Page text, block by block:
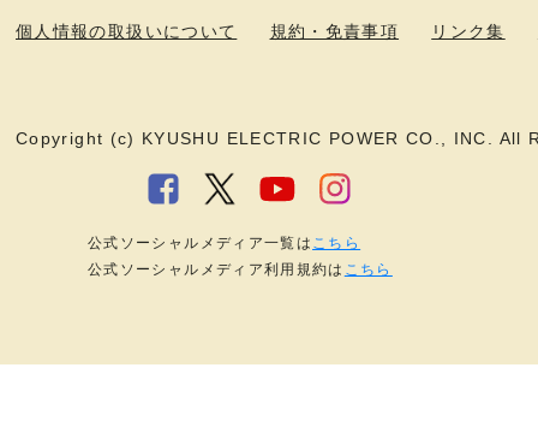
個人情報の取扱いについて 規約・免責事項 リンク集
Copyright (c) KYUSHU ELECTRIC POWER CO., INC. All
公式ソーシャルメディア一覧は こちら
公式ソーシャルメディア利用規約は こちら